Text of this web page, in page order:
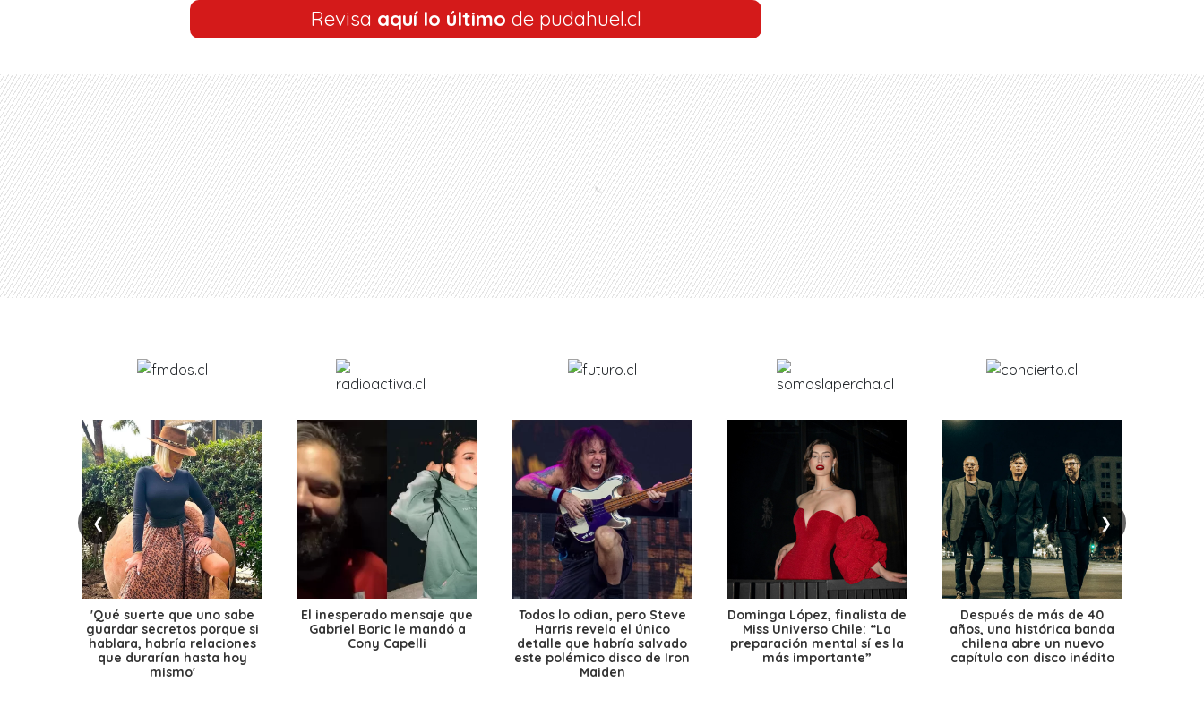
Revisa aquí lo último de pudahuel.cl
❮ ❯
'Qué suerte que uno sabe
guardar secretos porque si
hablara, habría relaciones
que durarían hasta hoy
mismo'
El inesperado mensaje que
Gabriel Boric le mandó a
Cony Capelli
Todos lo odian, pero Steve
Harris revela el único
detalle que habría salvado
este polémico disco de Iron
Maiden
Dominga López, finalista de
Miss Universo Chile: “La
preparación mental sí es la
más importante”
Después de más de 40
años, una histórica banda
chilena abre un nuevo
capítulo con disco inédito